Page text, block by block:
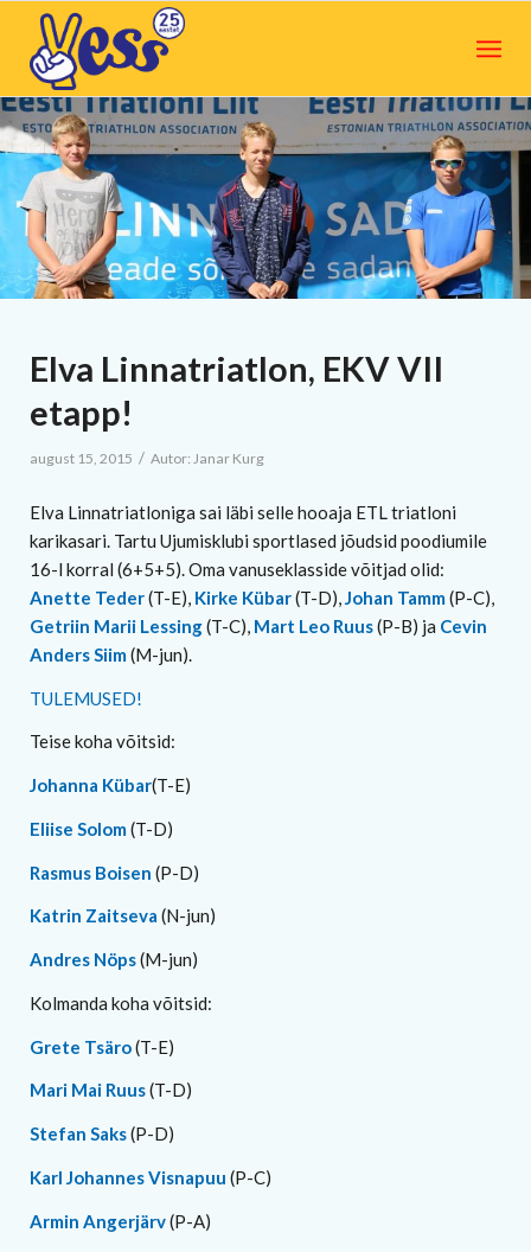
Elva Linnatriatlon, EKV VII
etapp!
august 15, 2015 / Autor: Janar Kurg
Elva Linnatriatloniga sai läbi selle hooaja ETL triatloni
karikasari. Tartu Ujumisklubi sportlased jõudsid poodiumile
16-l korral (6+5+5). Oma vanuseklasside võitjad olid:
Anette Teder(T-E), Kirke Kübar(T-D),Johan Tamm (P-C),
Getriin Marii Lessing(T-C), Mart Leo Ruus(P-B) ja Cevin
Anders Siim (M-jun).
TULEMUSED!
Teise koha võitsid:
Johanna Kübar(T-E)
Eliise Solom (T-D)
Rasmus Boisen (P-D)
Katrin Zaitseva (N-jun)
Andres Nöps(M-jun)
Kolmanda koha võitsid:
Grete Tsäro(T-E)
Mari Mai Ruus(T-D)
Stefan Saks(P-D)
Karl Johannes Visnapuu (P-C)
Armin Angerjärv(P-A)